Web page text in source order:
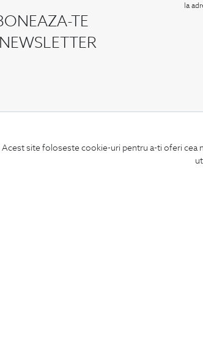
Acest site foloseste cookie-uri pentru a-ti oferi cea
TE
la
Termeni si conditii